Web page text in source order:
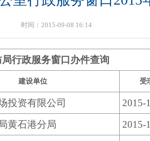
时间：2015-09-08 16:14
行政服务窗口办件查询
建设单位 受
投资有限公司 2015-
黄石港分局 2015-